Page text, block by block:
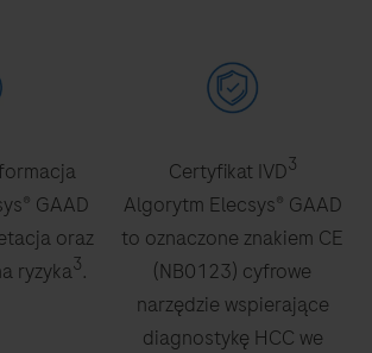
GAAD
oraz
ryzyka3.
Certyfikat IVD3
Algorytm Elecsys® GAAD
to oznaczone znakiem CE
(NB0123) cyfrowe
narzędzie wspierające
diagnostykę HCC we